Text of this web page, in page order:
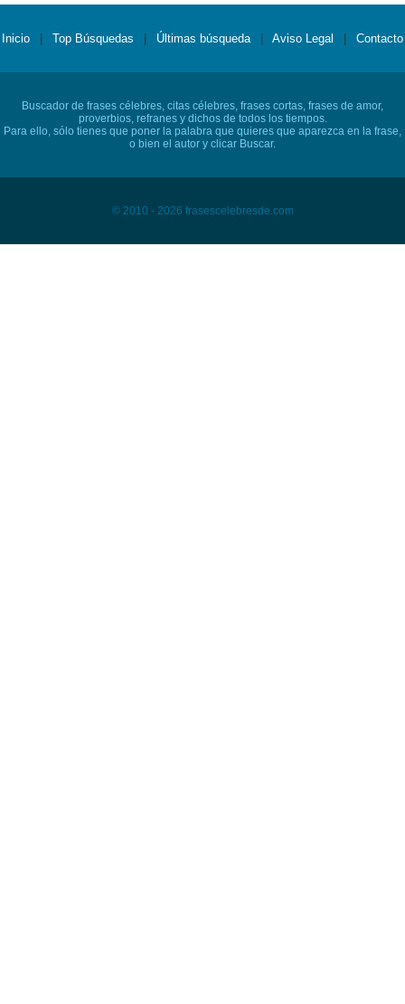
Inicio Top Búsquedas Últimas búsqueda Aviso Legal Contacto
Buscador de frases célebres, citas célebres, frases cortas, frases de amor,
proverbios, refranes y dichos de todos los tiempos.
Para ello, sólo tienes que poner la palabra que quieres que aparezca en la frase,
o bien el autor y clicar Buscar.
© 2010 - 2026 frasescelebresde.com